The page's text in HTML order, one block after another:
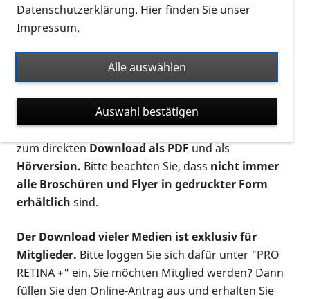
Auf dieser Seite finden Sie sämtliches Infomaterial
Ort. Nutzen Sie den Formatfilter, um ausschließlich
nach Flyern und Broschüren, Audios oder Videos zu
suchen. Die meisten Flyer und Broschüren werden in
verschiedenen Formaten angeboten: zur
postalischen Bestellung als gedruckte Variante
zum direktenDownload als PDFund als
Hörversion. Bitte beachten Sie, dass nicht immer
alle Broschüren und Flyer in gedruckter Form
erhältlich sind.
Der Download vieler Medien ist exklusiv für
Mitglieder. Bitte loggen Sie sich dafür unter "PRO
RETINA +" ein. Sie möchten Mitglied werden? Dann
füllen Sie den Online-Antrag aus und erhalten Sie
Datenschutzerklärung. Hier finden Sie unser
Impressum.
Alle auswählen
Auswahl bestätigen